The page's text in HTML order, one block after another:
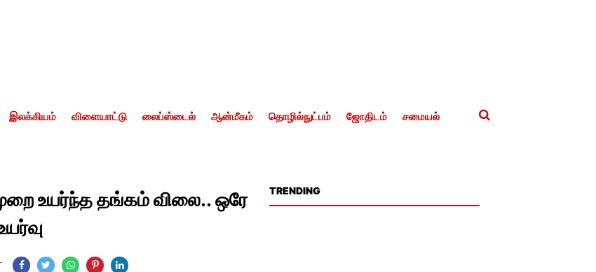
இலக்கியம் விளையாட்டு லைப்ஸ்டைல் ஆன்மீகம் தொழில்நுட்பம் ஜோதிடம் சமையல்
உயர்ந்த தங்கம் விலை.. ஒரே
TRENDING